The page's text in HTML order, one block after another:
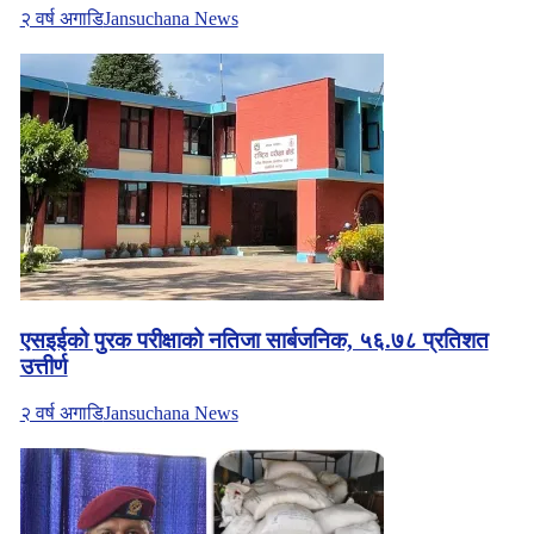
२ वर्ष अगाडिJansuchana News
एसइईको पुरक परीक्षाको नतिजा सार्बजनिक, ५६.७८ प्रतिशत
उत्तीर्ण
२ वर्ष अगाडिJansuchana News